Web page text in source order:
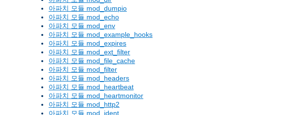
아파치 모듈 mod_dumpio
아파치 모듈 mod_echo
아파치 모듈 mod_env
아파치 모듈 mod_example_hooks
아파치 모듈 mod_expires
아파치 모듈 mod_ext_filter
아파치 모듈 mod_file_cache
아파치 모듈 mod_filter
아파치 모듈 mod_headers
아파치 모듈 mod_heartbeat
아파치 모듈 mod_heartmonitor
아파치 모듈 mod_http2
아파치 모듈 mod_ident